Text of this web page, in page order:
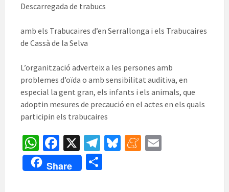
Descarregada de trabucs
amb els Trabucaires d’en Serrallonga i els Trabucaires
de Cassà de la Selva
L’organització adverteix a les persones amb
problemes d’oïda o amb sensibilitat auditiva, en
especial la gent gran, els infants i els animals, que
adoptin mesures de precaució en el actes en els quals
participin els trabucaires
W
h
at
Fa
ce
b
X
Te
le
gr
Bl M
Share